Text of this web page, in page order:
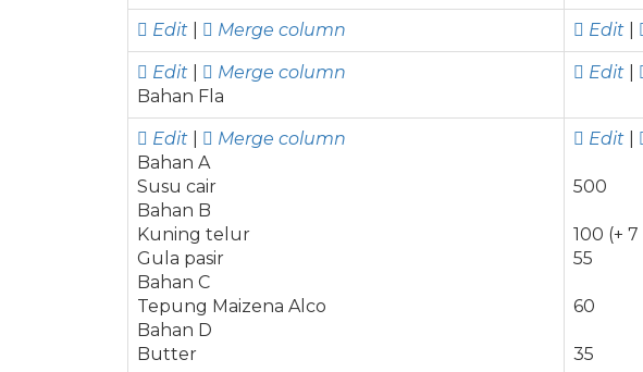
Edit Merge column Edit
Edit
Merge column
Bahan Fla
Edit
Edit
Merge column
Bahan A
Susu cair
Bahan B
Kuning telur
Gula pasir
Bahan C
Tepung Maizena Alco
Bahan D
Butter
Edit
500
100 (+
55
60
35